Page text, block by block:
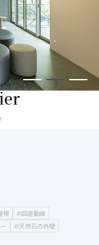
根
＃回遊動線
＃天然石の外壁